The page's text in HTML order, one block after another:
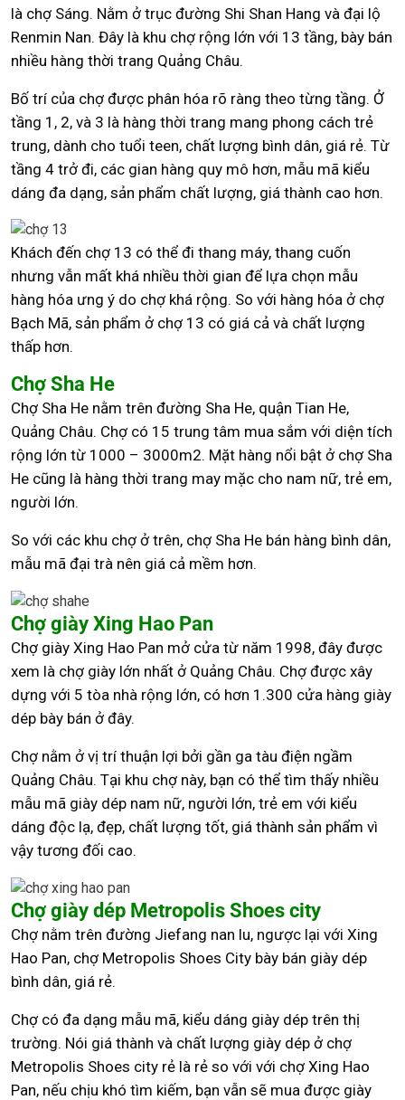
là chợ Sáng. Nằm ở trục đường Shi Shan Hang và đại lộ
Renmin Nan. Đây là khu chợ rộng lớn với 13 tầng, bày bán
nhiều hàng thời trang Quảng Châu.
Bố trí của chợ được phân hóa rõ ràng theo từng tầng. Ở
tầng 1, 2, và 3 là hàng thời trang mang phong cách trẻ
trung, dành cho tuổi teen, chất lượng bình dân, giá rẻ. Từ
tầng 4 trở đi, các gian hàng quy mô hơn, mẫu mã kiểu
dáng đa dạng, sản phẩm chất lượng, giá thành cao hơn.
Khách đến chợ 13 có thể đi thang máy, thang cuốn
nhưng vẫn mất khá nhiều thời gian để lựa chọn mẫu
hàng hóa ưng ý do chợ khá rộng. So với hàng hóa ở chợ
Bạch Mã, sản phẩm ở chợ 13 có giá cả và chất lượng
thấp hơn.
Chợ Sha He
Chợ Sha He nằm trên đường Sha He, quận Tian He,
Quảng Châu. Chợ có 15 trung tâm mua sắm với diện tích
rộng lớn từ 1000 – 3000m2. Mặt hàng nổi bật ở chợ Sha
He cũng là hàng thời trang may mặc cho nam nữ, trẻ em,
người lớn.
So với các khu chợ ở trên, chợ Sha He bán hàng bình dân,
mẫu mã đại trà nên giá cả mềm hơn.
Chợ giày Xing Hao Pan
Chợ giày Xing Hao Pan mở cửa từ năm 1998, đây được
xem là chợ giày lớn nhất ở Quảng Châu. Chợ được xây
dựng với 5 tòa nhà rộng lớn, có hơn 1.300 cửa hàng giày
dép bày bán ở đây.
Chợ nằm ở vị trí thuận lợi bởi gần ga tàu điện ngầm
Quảng Châu. Tại khu chợ này, bạn có thể tìm thấy nhiều
mẫu mã giày dép nam nữ, người lớn, trẻ em với kiểu
dáng độc lạ, đẹp, chất lượng tốt, giá thành sản phẩm vì
vậy tương đối cao.
Chợ giày dép Metropolis Shoes city
Chợ nằm trên đường Jiefang nan lu, ngược lại với Xing
Hao Pan, chợ Metropolis Shoes City bày bán giày dép
bình dân, giá rẻ.
Chợ có đa dạng mẫu mã, kiểu dáng giày dép trên thị
trường. Nói giá thành và chất lượng giày dép ở chợ
Metropolis Shoes city rẻ là rẻ so với với chợ Xing Hao
Pan, nếu chịu khó tìm kiếm, bạn vẫn sẽ mua được giày